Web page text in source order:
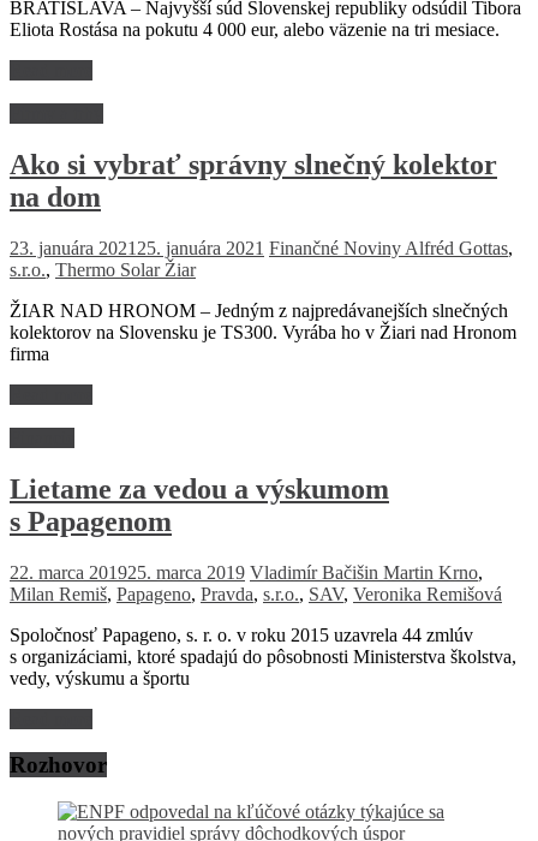
BRATISLAVA – Najvyšší súd Slovenskej republiky odsúdil Tibora
Eliota Rostása na pokutu 4 000 eur, alebo väzenie na tri mesiace.
Ako si vybrať správny slnečný kolektor
na dom
23. januára 2021 25. januára 2021 Finančné Noviny Alfréd Gottas,
s.r.o., Thermo Solar Žiar
ŽIAR NAD HRONOM – Jedným z najpredávanejších slnečných
kolektorov na Slovensku je TS300. Vyrába ho v Žiari nad Hronom
firma
Lietame za vedou a výskumom
s Papagenom
22. marca 201925. marca 2019 Vladimír Bačišin Martin Krno,
Milan Remiš, Papageno, Pravda, s.r.o., SAV, Veronika Remišová
Spoločnosť Papageno, s. r. o. v roku 2015 uzavrela 44 zmlúv
s organizáciami, ktoré spadajú do pôsobnosti Ministerstva školstva,
vedy, výskumu a športu
Rozhovor